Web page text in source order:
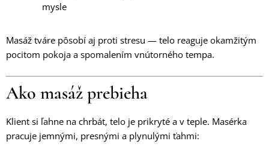
mysle
Masáž tváre pôsobí aj proti stresu — telo reaguje okamžitým
pocitom pokoja a spomalením vnútorného tempa.
Ako masáž prebieha
Klient si ľahne na chrbát, telo je prikryté a v teple. Masérka
pracuje jemnými, presnými a plynulými ťahmi: